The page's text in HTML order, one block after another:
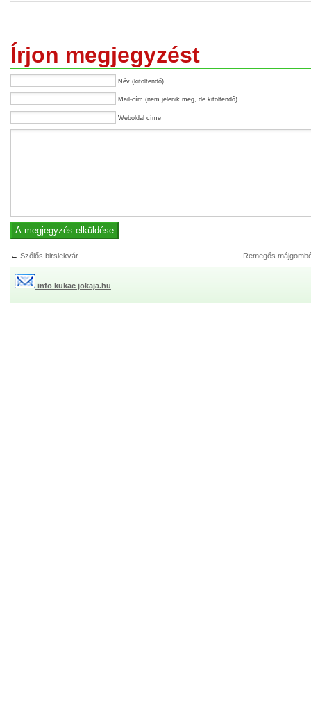
Írjon megjegyzést
Név (kitöltendő)
Mail-cím (nem jelenik meg, de kitöltendő)
Weboldal címe
← Szőlős birslekvár Remegős
info kukac jokaja.hu